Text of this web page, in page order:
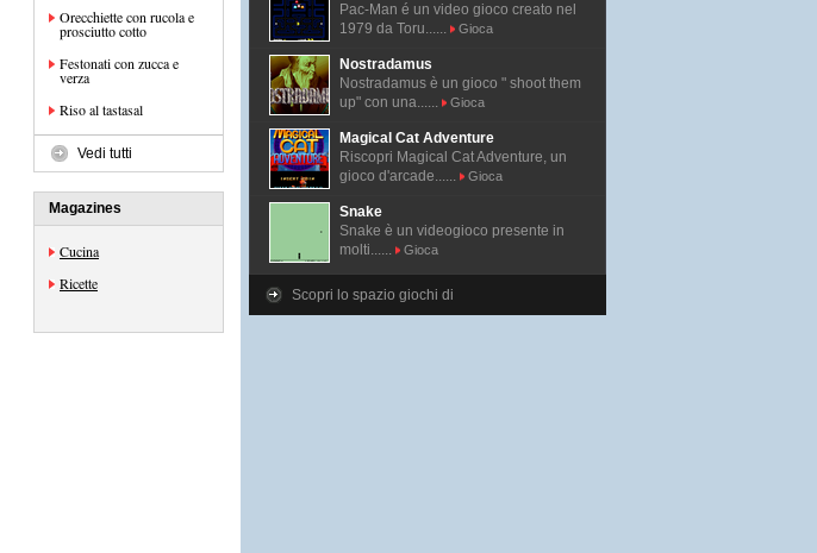
Orecchiette con rucola e
prosciutto cotto
Festonati con zucca e
verza
Riso al tastasal
Vedi tutti
Magazines
Cucina
Ricette
Pac-Man é un video gioco creato nel
1979 da Toru......
Gioca
Nostradamus
Nostradamus è un gioco " shoot them
up" con una......
Gioca
Magical Cat Adventure
Riscopri Magical Cat Adventure, un
gioco d'arcade......
Gioca
Snake
Snake è un videogioco presente in
molti......
Gioca
Scopri lo spazio giochi di